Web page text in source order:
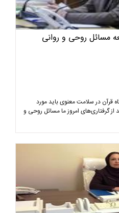
مسائل روحی و روانی
قرآن در سلامت معنوی باید مورد
گیرد؛ گفت: بیش از ۹۰ درصد از گرفتاری‌های امروز ما مسائل روحی و